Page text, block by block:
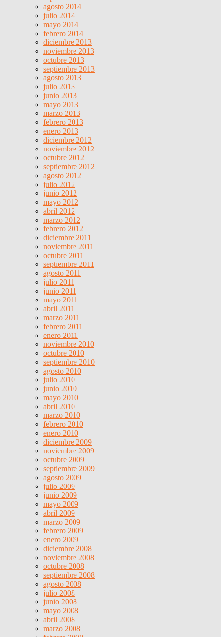
agosto 2014
julio 2014
mayo 2014
febrero 2014
diciembre 2013
noviembre 2013
octubre 2013
septiembre 2013
agosto 2013
julio 2013
junio 2013
mayo 2013
marzo 2013
febrero 2013
enero 2013
diciembre 2012
noviembre 2012
octubre 2012
septiembre 2012
agosto 2012
julio 2012
junio 2012
mayo 2012
abril 2012
marzo 2012
febrero 2012
diciembre 2011
noviembre 2011
octubre 2011
septiembre 2011
agosto 2011
julio 2011
junio 2011
mayo 2011
abril 2011
marzo 2011
febrero 2011
enero 2011
noviembre 2010
octubre 2010
septiembre 2010
agosto 2010
julio 2010
junio 2010
mayo 2010
abril 2010
marzo 2010
febrero 2010
enero 2010
diciembre 2009
noviembre 2009
octubre 2009
septiembre 2009
agosto 2009
julio 2009
junio 2009
mayo 2009
abril 2009
marzo 2009
febrero 2009
enero 2009
diciembre 2008
noviembre 2008
octubre 2008
septiembre 2008
agosto 2008
julio 2008
junio 2008
mayo 2008
abril 2008
marzo 2008